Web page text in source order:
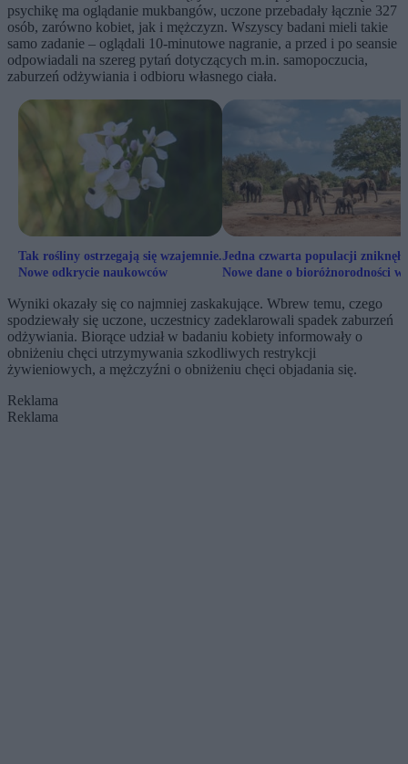
psychikę ma oglądanie mukbangów, uczone przebadały łącznie 327
osób, zarówno kobiet, jak i mężczyzn. Wszyscy badani mieli takie
samo zadanie – oglądali 10-minutowe nagranie, a przed i po seansie
odpowiadali na szereg pytań dotyczących m.in. samopoczucia,
zaburzeń odżywiania i odbioru własnego ciała.
Tak rośliny ostrzegają się wzajemnie.
Nowe odkrycie naukowców
Jedna czwarta populacji
Nowe dane o bioróżnorodności w
Wyniki okazały się co najmniej zaskakujące. Wbrew temu, czego
spodziewały się uczone, uczestnicy zadeklarowali spadek zaburzeń
odżywiania. Biorące udział w badaniu kobiety informowały o
obniżeniu chęci utrzymywania szkodliwych restrykcji
żywieniowych, a mężczyźni o obniżeniu chęci objadania się.
Reklama
Reklama